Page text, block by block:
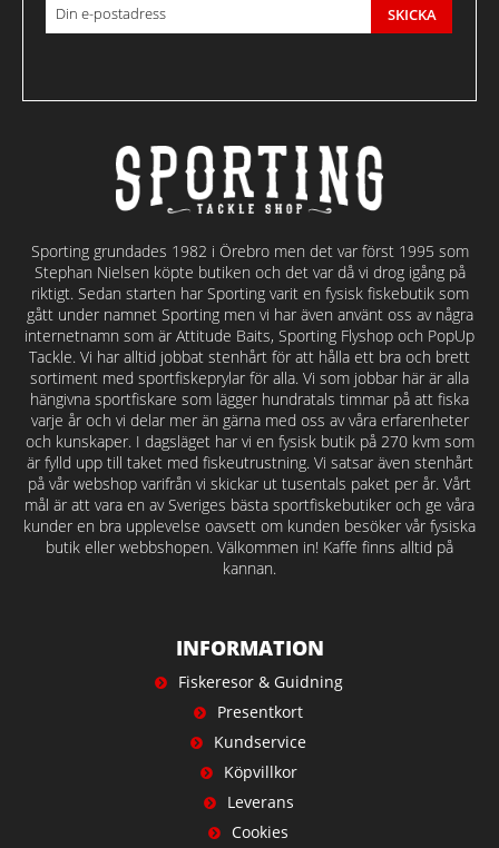
SKICKA
Sporting grundades 1982 i Örebro men det var först 1995 som
Stephan Nielsen köpte butiken och det var då vi drog igång på
riktigt. Sedan starten har Sporting varit en fysisk fiskebutik som
gått under namnet Sporting men vi har även använt oss av några
internetnamn som är Attitude Baits, Sporting Flyshop och PopUp
Tackle. Vi har alltid jobbat stenhårt för att hålla ett bra och brett
sortiment med sportfiskeprylar för alla. Vi som jobbar här är alla
hängivna sportfiskare som lägger hundratals timmar på att fiska
varje år och vi delar mer än gärna med oss av våra erfarenheter
och kunskaper. I dagsläget har vi en fysisk butik på 270 kvm som
är fylld upp till taket med fiskeutrustning. Vi satsar även stenhårt
på vår webshop varifrån vi skickar ut tusentals paket per år. Vårt
mål är att vara en av Sveriges bästa sportfiskebutiker och ge våra
kunder en bra upplevelse oavsett om kunden besöker vår fysiska
butik eller webbshopen. Välkommen in! Kaffe finns alltid på
kannan.
INFORMATION
Fiskeresor & Guidning
Presentkort
Kundservice
Köpvillkor
Leverans
Cookies